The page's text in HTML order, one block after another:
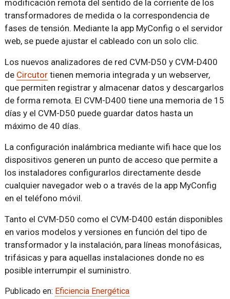
modificación remota del sentido de la corriente de los
transformadores de medida o la correspondencia de
fases de tensión. Mediante la app MyConfig o el servidor
web, se puede ajustar el cableado con un solo clic.
Los nuevos analizadores de red CVM-D50 y CVM-D400
de Circutortienen memoria integrada y un webserver,
que permiten registrar y almacenar datos y descargarlos
de forma remota. El CVM-D400 tiene una memoria de 15
días y el CVM-D50 puede guardar datos hasta un
máximo de 40 días.
La configuración inalámbrica mediante wifi hace que los
dispositivos generen un punto de acceso que permite a
los instaladores configurarlos directamente desde
cualquier navegador web o a través de la app MyConfig
en el teléfono móvil.
Tanto el CVM-D50 como el CVM-D400 están disponibles
en varios modelos y versiones en función del tipo de
transformador y la instalación, para líneas monofásicas,
trifásicas y para aquellas instalaciones donde no es
posible interrumpir el suministro.
Publicado en: Eficiencia Energética